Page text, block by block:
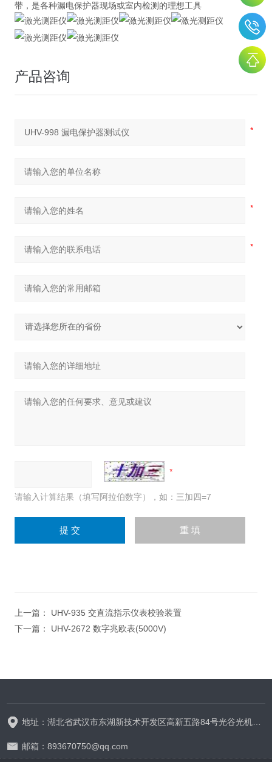
带，是各种漏电保护器现场或室内检测的理想工具
产品咨询
请输入计算结果（填写阿拉伯数字），如：三加四=7
上一篇： UHV-935 交直流指示仪表校验装置
下一篇： UHV-2672 数字兆欧表(5000V)
地址：湖北省武汉市东湖新技术开发区高新五路84号光谷光机电产业园6栋
邮箱：893670750@qq.com